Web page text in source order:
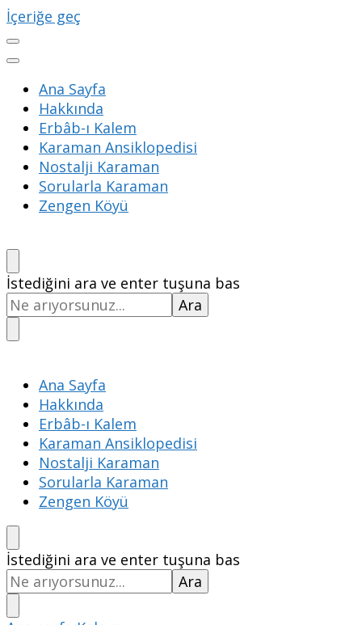
İçeriğe geç
Ana Sayfa
Hakkında
Erbâb-ı Kalem
Karaman Ansiklopedisi
Nostalji Karaman
Sorularla Karaman
Zengen Köyü
Bir
şey
mi
arıyorsunuz?
İstediğini ara ve enter tuşuna bas
Ana Sayfa
Hakkında
Erbâb-ı Kalem
Karaman Ansiklopedisi
Nostalji Karaman
Sorularla Karaman
Zengen Köyü
Bir
şey
mi
arıyorsunuz?
İstediğini ara ve enter tuşuna bas